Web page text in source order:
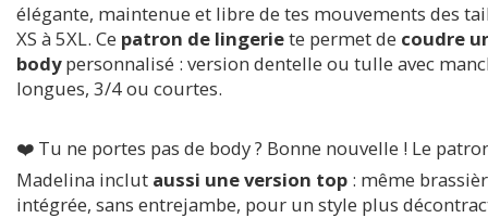
élégante, maintenue et libre de tes mouvements des
XS à 5XL. Ce patron de lingeriete permet de coudre
bodypersonnalisé : version dentelle ou tulle avec
longues, 3/4 ou courtes.
❤️ Tu ne portes pas de body ? Bonne nouvelle ! Le
Madelina inclut aussi une version top : même
intégrée, sans entrejambe, pour un style plus